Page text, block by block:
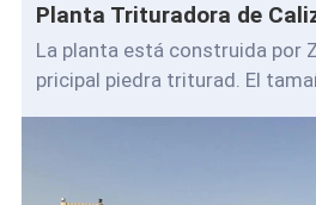
Planta Trituradora de
La planta está construida por
pricipal piedra triturad. El